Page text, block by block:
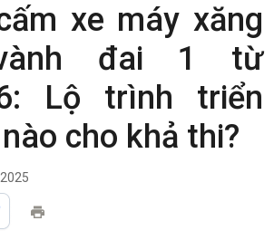
Thời sự
xe máy xăng
đai 1 từ
Lộ trình triển
cho khả thi?